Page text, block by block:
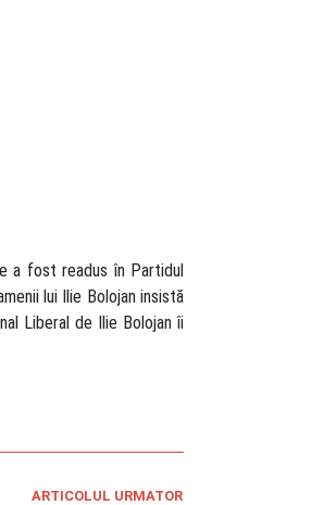
a fost readus în Partidul
lui Ilie Bolojan insistă
Liberal de Ilie Bolojan îi
ARTICOLUL URMATOR